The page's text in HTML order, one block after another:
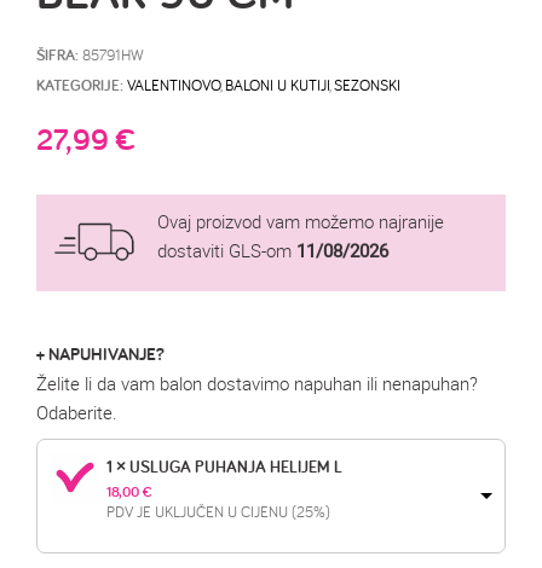
ŠIFRA: 85791HW
KATEGORIJE: VALENTINOVO, BALONI U KUTIJI SEZONSKI
27,99€
Ovaj proizvod vam možemo najranije
dostaviti GLS-om 11/08/2026
+ NAPUHIVANJE?
Želite li da vam balon dostavimo napuhan ili nenapuhan?
Odaberite.
1 × USLUGA PUHANJA HELIJEM L
18,00 €
PDV JE UKLJUČEN U CIJENU (25%)